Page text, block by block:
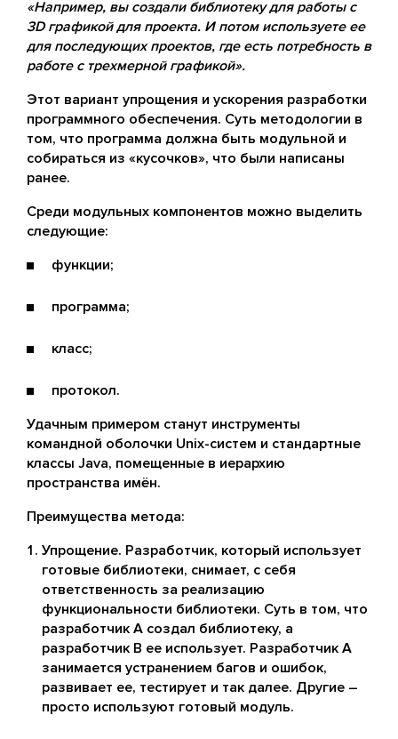
«Например, вы создали библиотеку для работы с
3D графикой для проекта. И потом используете ее
для последующих проектов, где есть потребность в
работе с трехмерной графикой».
Этот вариант упрощения и ускорения разработки
программного обеспечения. Суть методологии в
том, что программа должна быть модульной и
собираться из «кусочков», что были написаны
ранее.
Среди модульных компонентов можно выделить
следующие:
функции;
программа;
класс;
протокол.
Удачным примером станут инструменты
командной оболочки Unix-систем и стандартные
классы Java, помещенные в иерархию
пространства имён.
Преимущества метода:
Упрощение. Разработчик, который использует
готовые библиотеки, снимает, с себя
ответственность за реализацию
функциональности библиотеки. Суть в том, что
разработчик А создал библиотеку, а
разработчик В ее использует. Разработчик А
занимается устранением багов и ошибок,
развивает ее, тестирует и так далее. Другие –
просто используют готовый модуль.